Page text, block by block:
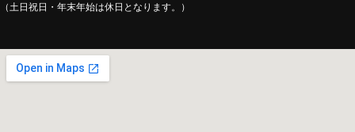
（土日祝日・年末年始は休日となります。）